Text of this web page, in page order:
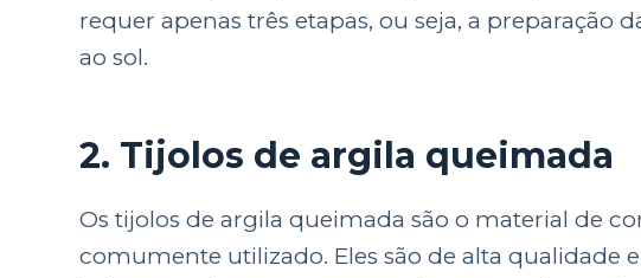
requer apenas três etapas, ou seja, a preparação
ao sol.
2. Tijolos de argila queimada
Os tijolos de argila queimada são o material de
comumente utilizado. Eles são de alta qualidade